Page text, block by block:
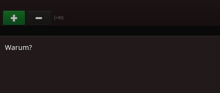
(+90)
Warum?